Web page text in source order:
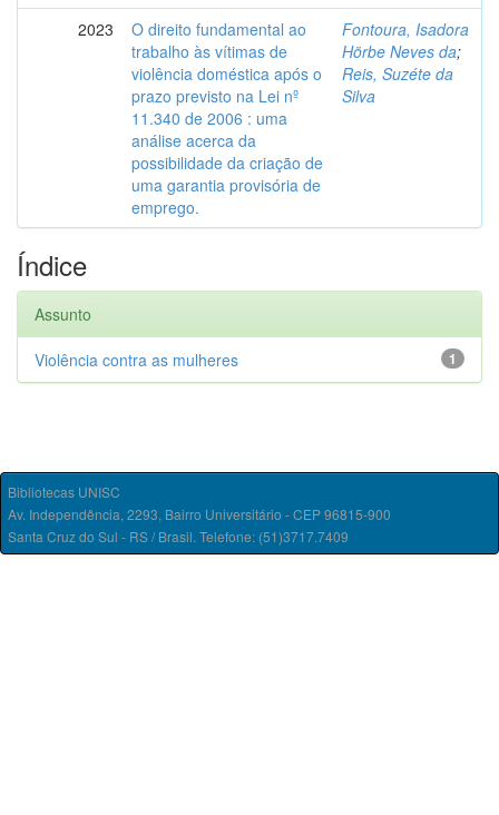
2023
O direito fundamental ao
trabalho às vítimas de
violência doméstica após o
prazo previsto na Lei nº
11.340 de 2006 : uma
análise acerca da
possibilidade da criação de
uma garantia provisória de
emprego.
Fontoura, Isadora
Hörbe Neves da;
Reis, Suzéte da
Silva
Índice
Assunto
1
Violência contra as mulheres
Bibliotecas UNISC
Av. Independência, 2293, Bairro Universitário - CEP 96815-900
Santa Cruz do Sul - RS / Brasil. Telefone: (51)3717.7409